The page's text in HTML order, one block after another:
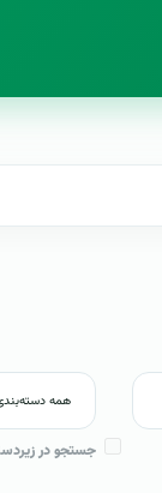
جستجو در